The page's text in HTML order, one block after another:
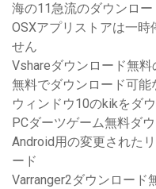
海の11急流のダウンロー
OSXアプリストアは一
せん
Vshareダウンロード無
無料でダウンロード可能
ウィンドウ10のkikをダ
PCダーツゲーム無料ダ
Android用の変更された
ード
Varranger2ダウンロード